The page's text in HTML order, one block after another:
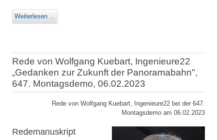
Weiterlesen ...
Rede von Wolfgang Kuebart, Ingenieure22
„Gedanken zur Zukunft der Panoramabahn",
647. Montagsdemo, 06.02.2023
Rede von Wolfgang Kuebart, Ingenieure22 bei der 647.
Montagsdemo am 06.02.2023
Redemanuskript